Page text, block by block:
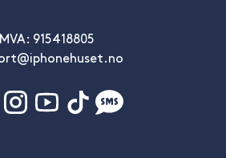
MVA: 915418805